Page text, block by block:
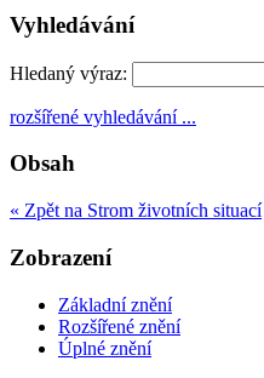
Vyhledávání
Hledaný výraz:
rozšířené vyhledávání ...
Obsah
« Zpět na Strom životních situací
Zobrazení
Základní znění
Rozšířené znění
Úplné znění